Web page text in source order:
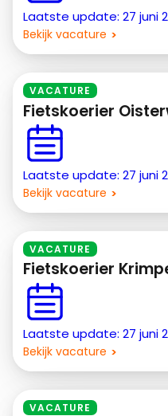
Laatste update: 27 juni
Bekijk vacature
VACATURE
Fietskoerier
Laatste update: 27 juni
Bekijk vacature
VACATURE
Fietskoerier
Laatste update: 27 juni
Bekijk vacature
VACATURE